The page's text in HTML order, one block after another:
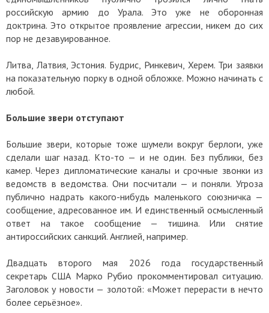
российскую армию до Урала. Это уже не оборонная
доктрина. Это открытое проявление агрессии, никем до сих
пор не дезавуированное.
Литва, Латвия, Эстония. Будрис, Ринкевич, Херем. Три заявки
на показательную порку в одной обложке. Можно начинать с
любой.
Большие звери отступают
Большие звери, которые тоже шумели вокруг берлоги, уже
сделали шаг назад. Кто-то — и не один. Без публики, без
камер. Через дипломатические каналы и срочные звонки из
ведомств в ведомства. Они посчитали — и поняли. Угроза
публично надрать какого-нибудь маленького союзничка —
сообщение, адресованное им. И единственный осмысленный
ответ на такое сообщение — тишина. Или снятие
антироссийских санкций. Англией, например.
Двадцать второго мая 2026 года государственный
секретарь США Марко Рубио прокомментировал ситуацию.
Заголовок у новости — золотой: «Может перерасти в нечто
более серьёзное».